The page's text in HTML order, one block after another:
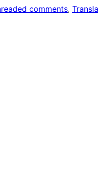
comments,